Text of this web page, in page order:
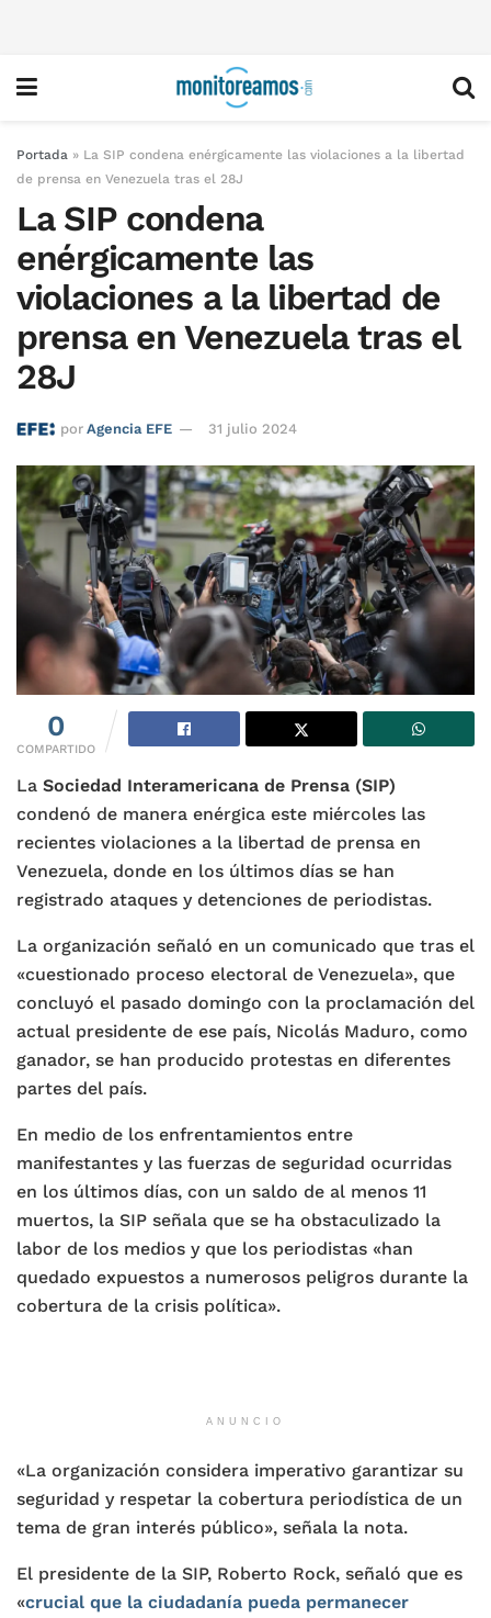
Portada » La SIP condena enérgicamente las violaciones a la libertad
de prensa en Venezuela tras el 28J
La SIP condena
enérgicamente las
violaciones a la libertad de
prensa en Venezuela tras el
28J
por Agencia EFE 31 julio 2024
0
COMPARTIDO
La Sociedad Interamericana de Prensa (SIP)
condenó de manera enérgica este miércoles las
recientes violaciones a la libertad de prensa en
Venezuela, donde en los últimos días se han
registrado ataques y detenciones de periodistas.
La organización señaló en un comunicado que tras el
«cuestionado proceso electoral de Venezuela», que
concluyó el pasado domingo con la proclamación del
actual presidente de ese país, Nicolás Maduro, como
ganador, se han producido protestas en diferentes
partes del país.
En medio de los enfrentamientos entre
manifestantes y las fuerzas de seguridad ocurridas
en los últimos días, con un saldo de al menos 11
muertos, la SIP señala que se ha obstaculizado la
labor de los medios y que los periodistas «han
quedado expuestos a numerosos peligros durante la
cobertura de la crisis política».
ANUNCIO
«La organización considera imperativo garantizar su
seguridad y respetar la cobertura periodística de un
tema de gran interés público», señala la nota.
El presidente de la SIP, Roberto Rock, señaló que es
«crucial que la ciudadanía pueda permanecer